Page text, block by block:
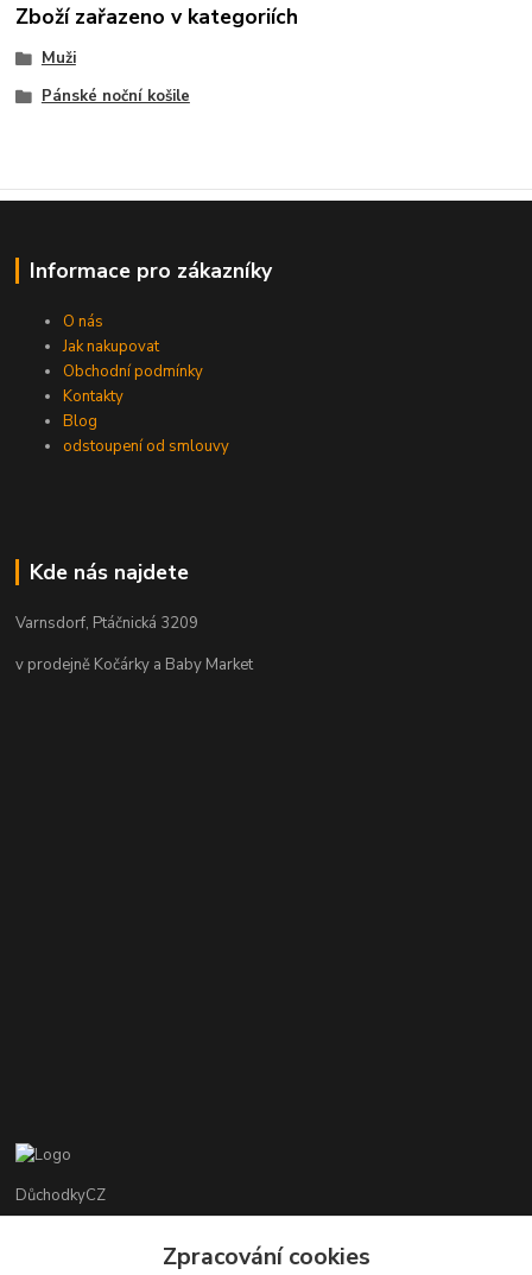
Zboží zařazeno v kategoriích
Muži
Pánské noční košile
Informace pro zákazníky
O nás
Jak nakupovat
Obchodní podmínky
Kontakty
Blog
odstoupení od smlouvy
Kde nás najdete
Varnsdorf, Ptáčnická 3209
v prodejně Kočárky a Baby Market
DůchodkyCZ
Zpracování cookies